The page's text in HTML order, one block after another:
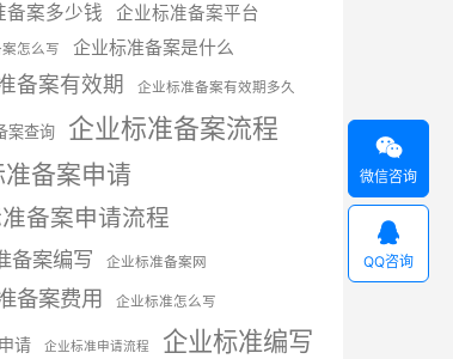
备案多少钱 企业标准备案平台
怎么写 企业标准备案是什么
备案有效期 企业标准备案有效期多久
案查询 企业标准备案流程
备案申请
备案申请流程
备案编写 企业标准备案网
备案费用 企业标准怎么写
请 企业标准申请流程 企业标准编写

微信咨询

QQ咨询